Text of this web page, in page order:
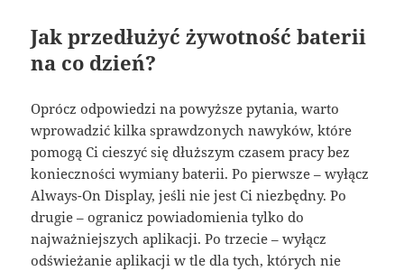
Jak przedłużyć żywotność baterii
na co dzień?
Oprócz odpowiedzi na powyższe pytania, warto
wprowadzić kilka sprawdzonych nawyków, które
pomogą Ci cieszyć się dłuższym czasem pracy bez
konieczności wymiany baterii. Po pierwsze – wyłącz
Always-On Display, jeśli nie jest Ci niezbędny. Po
drugie – ogranicz powiadomienia tylko do
najważniejszych aplikacji. Po trzecie – wyłącz
odświeżanie aplikacji w tle dla tych, których nie